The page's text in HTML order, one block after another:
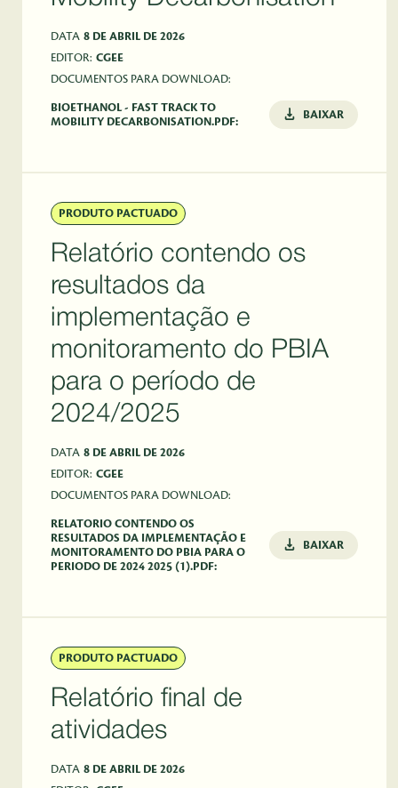
DATA 8 DE ABRIL DE 2026
EDITOR: CGEE
DOCUMENTOS PARA DOWNLOAD:
BIOETHANOL - FAST TRACK TO
MOBILITY DECARBONISATION.PDF:
BAIXAR
PRODUTO PACTUADO
Relatório contendo os
resultados da
implementação e
monitoramento do PBIA
para o período de
2024/2025
DATA 8 DE ABRIL DE 2026
EDITOR: CGEE
DOCUMENTOS PARA DOWNLOAD:
RELATORIO CONTENDO OS
RESULTADOS DA IMPLEMENTAÇÃO E
MONITORAMENTO DO PBIA PARA O
PERIODO DE 2024 2025 (1).PDF:
BAIXAR
PRODUTO PACTUADO
Relatório final de
atividades
DATA 8 DE ABRIL DE 2026